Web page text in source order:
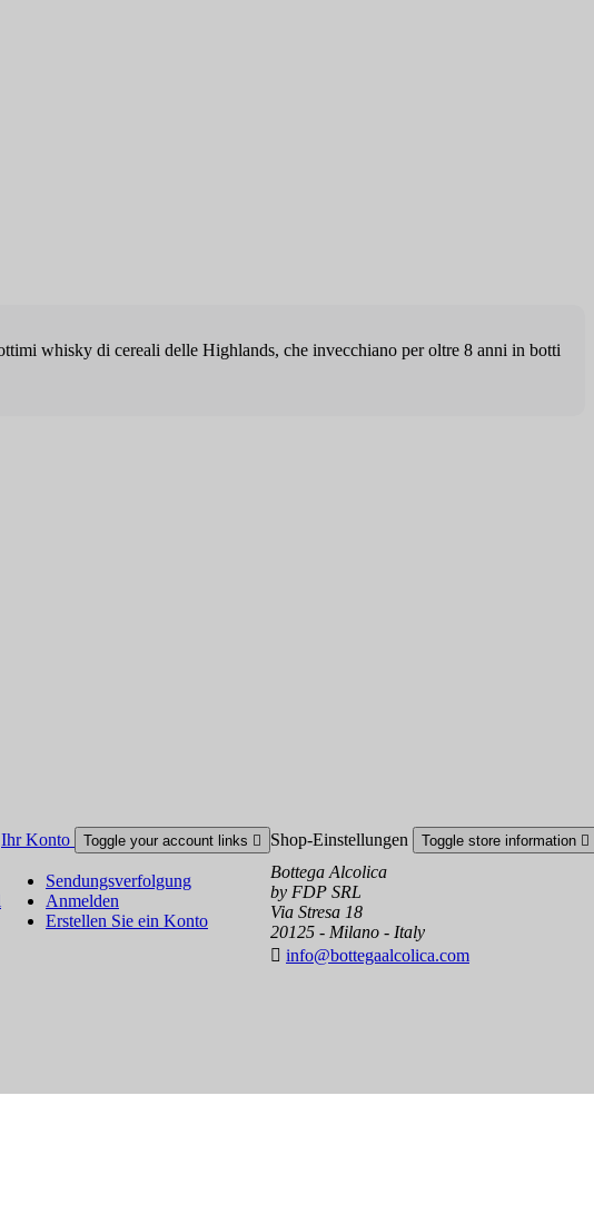
whisky di cereali delle Highlands, che invecchiano per oltre 8 anni in botti
Ihr Konto Toggle your account links 
Sendungsverfolgung
Anmelden
Erstellen Sie ein Konto
Shop-Einstellungen Toggle store information 
Bottega Alcolica
by FDP SRL
Via Stresa 18
20125 - Milano - Italy
 info@bottegaalcolica.com